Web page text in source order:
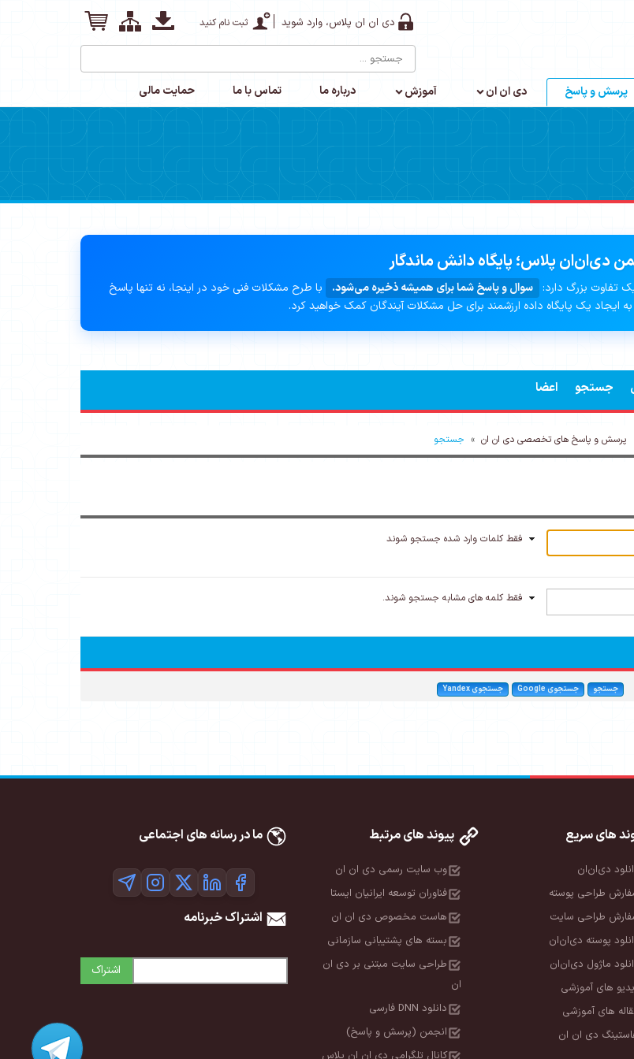
دی ان ان پلاس، وارد شوید ثبت نام کنید
پرسش و پاسخ دی ان ان آموزش درباره ما تماس با ما حمایت مالی
دی‌ان‌ان پلاس؛ پایگاه دانش ماندگار
تفاوت بزرگ دارد: سوال و پاسخ شما برای همیشه ذخیره می‌شود.
با طرح مشکلات فنی خود در اینجا، نه تنها پاسخ
ایجاد یک پایگاه داده ارزشمند برای حل مشکلات آیندگان کمک خواهید کرد.
جستجو اعضا
پرسش و پاسخ های تخصصی دی ان ان » جستجو
فقط کلمات وارد شده جستجو شوند
فقط کلمه های مشابه جستجو شوند.
های سریع
دی‌ان‌ان
طراحی پوسته
طراحی سایت
پوسته دی‌ان‌ان
ماژول دی‌ان‌ان
های آموزشی
های آموزشی
دی ان ان
پیوند های مرتبط
وب سایت رسمی دی ان ان
فناوران توسعه ایرانیان ایستا
هاست مخصوص دی ان ان
بسته های پشتیبانی سازمانی
طراحی سایت مبتنی بر دی ان
ان
دانلود DNN فارسی
انجمن (پرسش و پاسخ)
کانال تلگرامی دی ان ان پلاس
ما در رسانه های اجتماعی
اشتراک خبرنامه
اشتراک